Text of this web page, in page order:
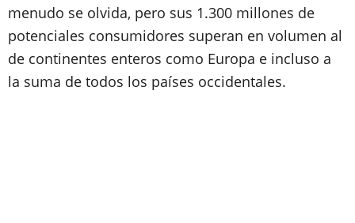
menudo se olvida, pero sus 1.300 millones de
potenciales consumidores superan en volumen al
de continentes enteros como Europa e incluso a
la suma de todos los países occidentales.